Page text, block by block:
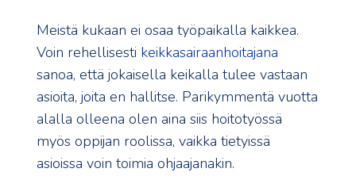
Meistä kukaan ei osaa työpaikalla kaikkea.
Voin rehellisesti keikkasairaanhoitajana
sanoa, että jokaisella keikalla tulee vastaan
asioita, joita en hallitse. Parikymmentä vuotta
alalla olleena olen aina siis hoitotyössä
myös oppijan roolissa, vaikka tietyissä
asioissa voin toimia ohjaajanakin.